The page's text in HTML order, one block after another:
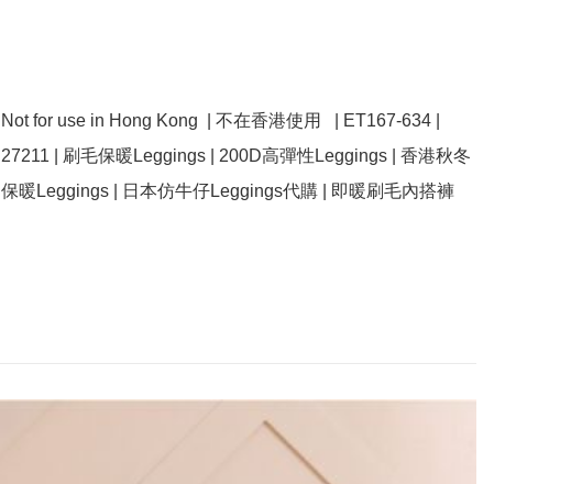
Not for use in Hong Kong  | 不在香港使用   | ET167-634 |
27211 | 刷毛保暖Leggings | 200D高彈性Leggings | 香港秋冬
保暖Leggings | 日本仿牛仔Leggings代購 | 即暖刷毛內搭褲